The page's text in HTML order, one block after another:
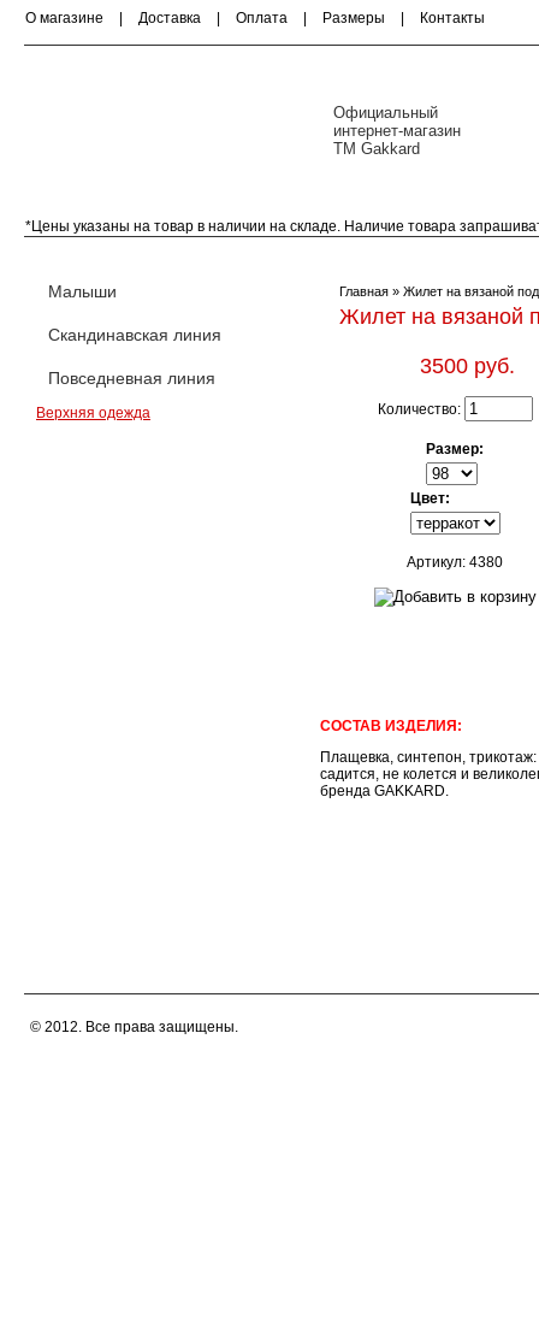
О магазине Доставка Оплата Размеры Контакты
Официальный
интернет-магазин
ТМ Gakkard
*Цены указаны на товар в наличии на складе. Наличие товара
Малыши
Скандинавская линия
Повседневная линия
Верхняя одежда
Главная » Жилет на вязаной
Жилет на вязаной
3500 руб.
Количество:
Размер:
Цвет:
Артикул: 4380
СОСТАВ ИЗДЕЛИЯ:
Плащевка, синтепон,
садится, не колется и
бренда GAKKARD.
© 2012. Все права защищены.